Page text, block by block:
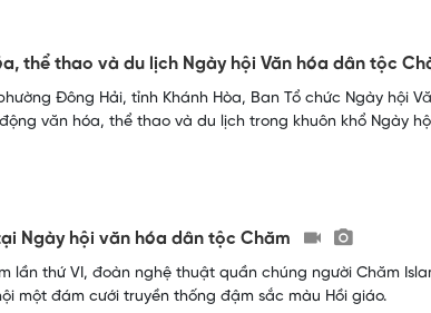
thể thao và du lịch Ngày hội Văn hóa dân tộc
Đông Hải, tỉnh Khánh Hòa, Ban Tổ chức Ngày hội
văn hóa, thể thao và du lịch trong khuôn khổ Ngày
Ngày hội văn hóa dân tộc Chăm
lần thứ VI, đoàn nghệ thuật quần chúng người Chăm
một đám cưới truyền thống đậm sắc màu Hồi giáo.